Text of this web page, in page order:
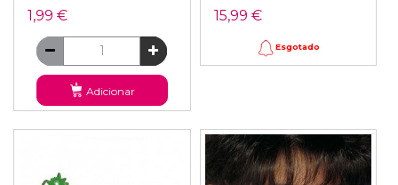
1,99 €
Adicionar
15,99 €
Esgotado